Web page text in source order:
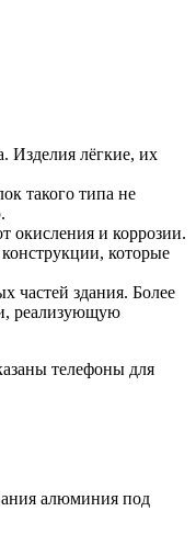
Изделия лёгкие, их
такого типа не
окисления и коррозии.
которые
частей здания. Более
реализующую
телефоны для
алюминия под